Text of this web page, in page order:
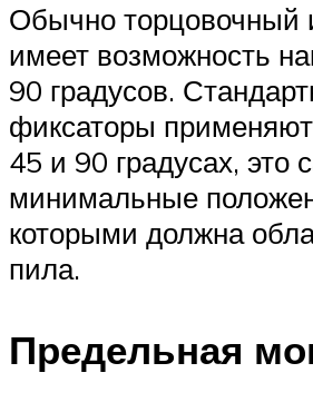
Обычно торцовочный
имеет возможность
90 градусов.
фиксаторы
45 и 90 градусах, это
минимальные
которыми должна
пила.
Предельная